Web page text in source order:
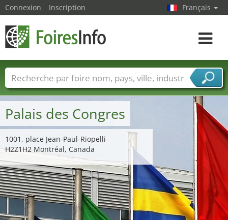
Palais des Congres
1001, place Jean-Paul-Riopelli
H2Z1H2 Montréal, Canada
Connexion Inscription Français
Toggle
Foire noms Pays Villes
Secteurs de foire
Secteurs du fournisseur de services